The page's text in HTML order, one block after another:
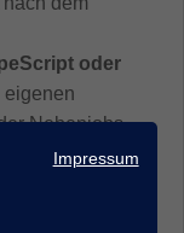
oder
eigenen
Nebenjobs
gesammelt
Impressum